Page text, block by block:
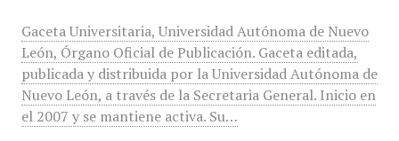
Gaceta Universitaria, Universidad Autónoma de Nuevo
León, Órgano Oficial de Publicación. Gaceta editada,
publicada y distribuida por la Universidad Autónoma de
Nuevo León, a través de la Secretaria General. Inicio en
el 2007 y se mantiene activa. Su…